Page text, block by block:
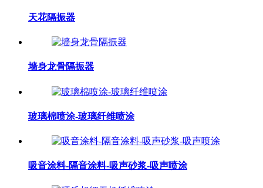
天花隔振器
墙身龙骨隔振器
玻璃棉喷涂-玻璃纤维喷涂
吸音涂料-隔音涂料-吸声砂浆-吸声喷涂